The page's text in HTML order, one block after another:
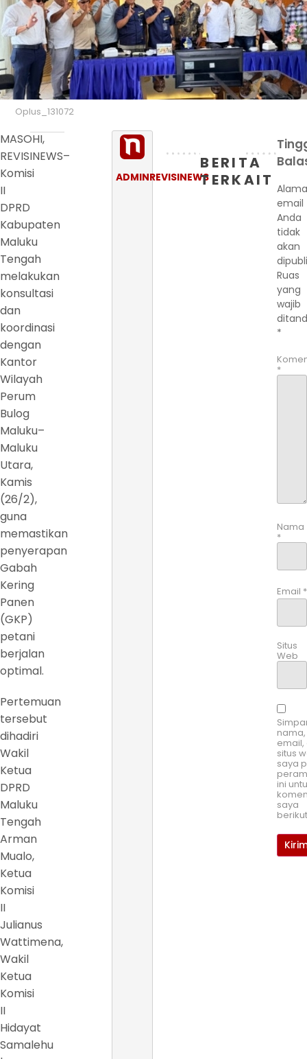
Oplus_131072
MASOHI,
REVISINEWS–
Komisi
II
DPRD
Kabupaten
Maluku
Tengah
melakukan
konsultasi
dan
koordinasi
dengan
Kantor
Wilayah
Perum
Bulog
Maluku–
Maluku
Utara,
Kamis
(26/2),
guna
memastikan
penyerapan
Gabah
Kering
Panen
(GKP)
petani
berjalan
optimal.
Pertemuan
tersebut
dihadiri
Wakil
Ketua
DPRD
Maluku
Tengah
Arman
Mualo,
Ketua
Komisi
II
Julianus
Wattimena,
Wakil
Ketua
Komisi
II
Hidayat
Samalehu
ADMINREVISINEWS
BERITA
TERKAIT
email
Anda
tidak
akan
Ruas
yang
wajib
*
*
Nama
*
Email *
Situs
Web
nama,
email,
situs
saya
ini
saya